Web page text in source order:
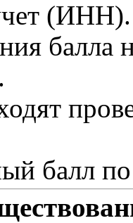
(ИНН).
балла
балл